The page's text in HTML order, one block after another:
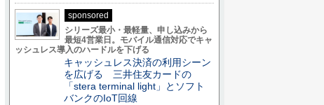
sponsored
シリーズ最小・最軽量、申し込みから
最短4営業日。モバイル通信対応でキャ
ッシュレス導入のハードルを下げる
キャッシュレス決済の利用シーン
を広げる 三井住友カードの
「stera terminal light」とソフト
バンクのIoT回線